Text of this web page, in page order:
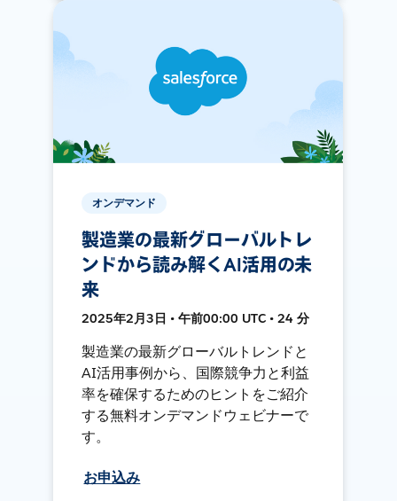
オンデマンド
製造業の最新グローバルトレ
ンドから読み解くAI活用の未
来
2025年2月3日 • 午前00:00 UTC • 24 分
製造業の最新グローバルトレンドと
AI活用事例から、国際競争力と利益
率を確保するためのヒントをご紹介
する無料オンデマンドウェビナーで
す。
お申込み